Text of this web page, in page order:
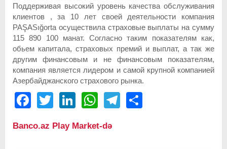
Поддерживая высокий уровень качества обслуживания
клиентов , за 10 лет своей деятельности компания
PAŞASığorta осуществила страховые выплаты на сумму
115 890 100 манат. Согласно таким показателям как,
обьем капитала, страховых премий и выплат, а так же
другим финансовым и не финансовым показателям,
компания является лидером и самой крупной компанией
Азербайджанского страхового рынка.
FacebookTwitter LinkedIn WhatsAppTelegram
Banco.az Play Market-də